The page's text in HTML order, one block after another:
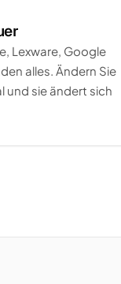
Lexware, Google
alles. Ändern Sie
und sie ändert sich